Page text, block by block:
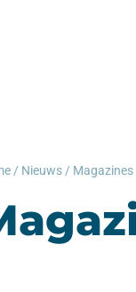
/ Nieuws / Magazines